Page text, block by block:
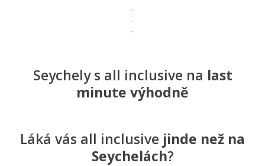
Seychely s all inclusive na last
minute výhodně
Láká vás all inclusive jinde než na
Seychelách?